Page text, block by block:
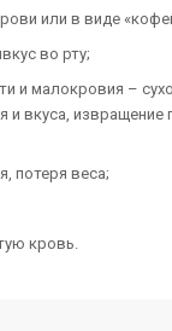
или в виде
во рту;
и малокровия –
вкуса,
потеря веса;
кровь.